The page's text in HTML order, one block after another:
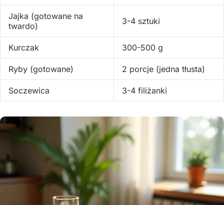
Jajka (gotowane na
twardo)
3-4 sztuki
Kurczak 300-500 g
Ryby (gotowane) 2 porcje (jedna tłusta)
Soczewica 3-4 filiżanki